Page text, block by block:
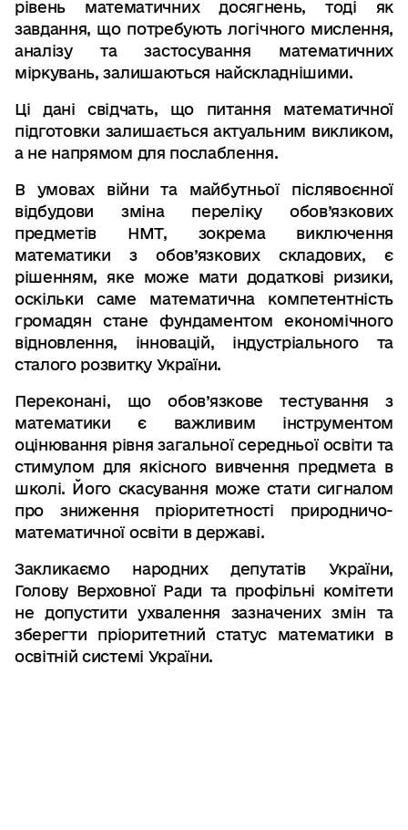
рівень математичних досягнень, тоді як
завдання, що потребують логічного мислення,
аналізу та застосування математичних
міркувань, залишаються найскладнішими.
Ці дані свідчать, що питання математичної
підготовки залишається актуальним викликом,
а не напрямом для послаблення.
В умовах війни та майбутньої післявоєнної
відбудови зміна переліку обов’язкових
предметів НМТ, зокрема виключення
математики з обов’язкових складових, є
рішенням, яке може мати додаткові ризики,
оскільки саме математична компетентність
громадян стане фундаментом економічного
відновлення, інновацій, індустріального та
сталого розвитку України.
Переконані, що обов’язкове тестування з
математики є важливим інструментом
оцінювання рівня загальної середньої освіти та
стимулом для якісного вивчення предмета в
школі. Його скасування може стати сигналом
про зниження пріоритетності природничо-
математичної освіти в державі.
Закликаємо народних депутатів України,
Голову Верховної Ради та профільні комітети
не допустити ухвалення зазначених змін та
зберегти пріоритетний статус математики в
освітній системі України.